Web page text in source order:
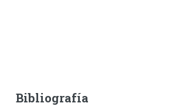
Bibliografía